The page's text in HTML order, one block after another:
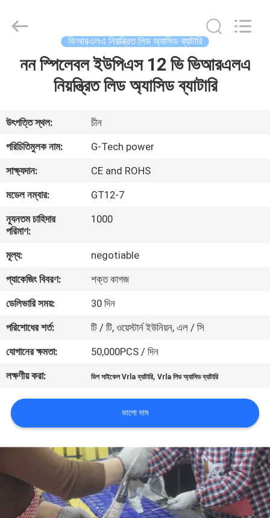
বাড়ি
আমাদের
সম্বন্ধে
কারখানা
পরিদর্শন
গুণমান
নিয়ন্ত্রণ
আমাদের
সাথে
যোগাযোগ
খবর
একটি
উদ্ধৃতি
অনুরোধ
করুন
POWER
GROUP.
ভিআরএলএ নিয়ন্ত্রিত লিড অ্যাসিড ব্যাটারি
নন স্পিলেবল ইউপিএস 12 ভি ভিআরএলএ
নিয়ন্ত্রিত লিড অ্যাসিড ব্যাটারি
উৎপত্তি স্থল:
চীন
পরিচিতিমুলক নাম:
G-Tech power
সাক্ষ্যদান:
CE and ROHS
মডেল নম্বার:
GT12-7
ন্যূনতম চাহিদার
পরিমাণ:
1000
মূল্য:
negotiable
প্যাকেজিং বিবরণ:
শক্ত কাগজ
ডেলিভারি সময়:
30 দিন
পরিশোধের শর্ত:
টি / টি, ওয়েস্টার্ন ইউনিয়ন, এল / সি
যোগানের ক্ষমতা:
50,000PCS / দিন
লক্ষণীয় করা:
ডিপ সাইকেল Vrla ব্যাটারি,Vrla লিড অ্যাসিড ব্যাটারি
ভালো দাম